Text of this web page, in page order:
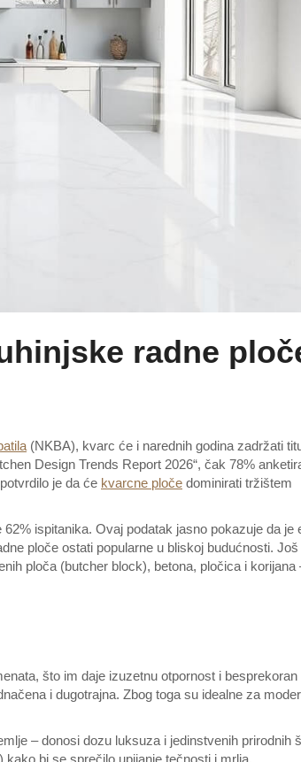
radne
(NKBA), kvarc će i narednih godina zadržati
Design Trends Report 2026“, čak 78%
je da će kvarcne ploče dominirati tržištem
ispitanika. Ovaj podatak jasno pokazuje da je
ploče ostati popularne u bliskoj budućnosti. Još
ploča (butcher block), betona, pločica i korijana
što im daje izuzetnu otpornost i besprekoran
i dugotrajna. Zbog toga su idealne za
– donosi dozu luksuza i jedinstvenih prirodnih
bi se sprečilo upijanje tečnosti i mrlja.